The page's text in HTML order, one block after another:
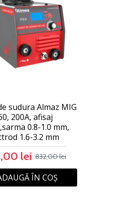
sudura Almaz MIG
200A, afisaj
0.8-1.0 mm,
1.6-3.2 mm
lei 832,00 lei
ÎN COŞ